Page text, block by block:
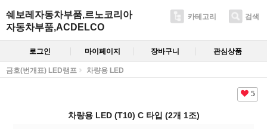
쉐보레자동차부품,르노코리아
자동차부품,ACDELCO
카테고리 검색
로그인 마이페이지 장바구니 관심상품
금호(번개표) LED램프 차량용 LED
5
차량용 LED (T10) C 타입 (2개 1조)